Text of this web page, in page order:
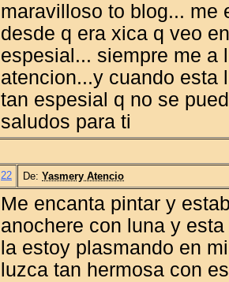
maravilloso to blog... me
desde q era xica q veo
espesial... siempre me a
atencion...y cuando esta
tan espesial q no se
saludos para ti
22 De: Yasmery Atencio
Me encanta pintar y
anochere con luna y
la estoy plasmando en
luzca tan hermosa con